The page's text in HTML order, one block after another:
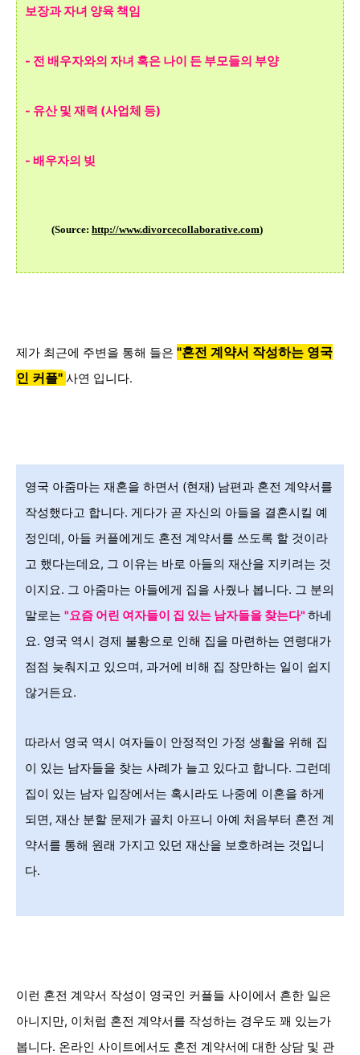
보장과 자녀 양육 책임
- 전 배우자와의 자녀 혹은 나이 든 부모들의 부양
- 유산 및 재력 (사업체 등)
- 배우자의 빚
(Source: http://www.divorcecollaborative.com)
제가 최근에 주변을 통해 들은 "혼전 계약서 작성하는 영국
인 커플" 사연 입니다.
영국 아줌마는 재혼을 하면서 (현재) 남편과 혼전 계약서를
작성했다고 합니다. 게다가 곧 자신의 아들을 결혼시킬 예
정인데, 아들 커플에게도 혼전 계약서를 쓰도록 할 것이라
고 했다는데요, 그 이유는 바로 아들의 재산을 지키려는 것
이지요. 그 아줌마는 아들에게 집을 사줬나 봅니다. 그 분의
말로는 "요즘 어린 여자들이 집 있는 남자들을 찾는다" 하네
요. 영국 역시 경제 불황으로 인해 집을 마련하는 연령대가
점점 늦춰지고 있으며, 과거에 비해 집 장만하는 일이 쉽지
않거든요.
따라서 영국 역시 여자들이 안정적인 가정 생활을 위해 집
이 있는 남자들을 찾는 사례가 늘고 있다고 합니다. 그런데
집이 있는 남자 입장에서는 혹시라도 나중에 이혼을 하게
되면, 재산 분할 문제가 골치 아프니 아예 처음부터 혼전 계
약서를 통해 원래 가지고 있던 재산을 보호하려는 것입니
다.
이런 혼전 계약서 작성이 영국인 커플들 사이에서 흔한 일은
아니지만, 이처럼 혼전 계약서를 작성하는 경우도 꽤 있는가
봅니다. 온라인 사이트에서도 혼전 계약서에 대한 상담 및 관